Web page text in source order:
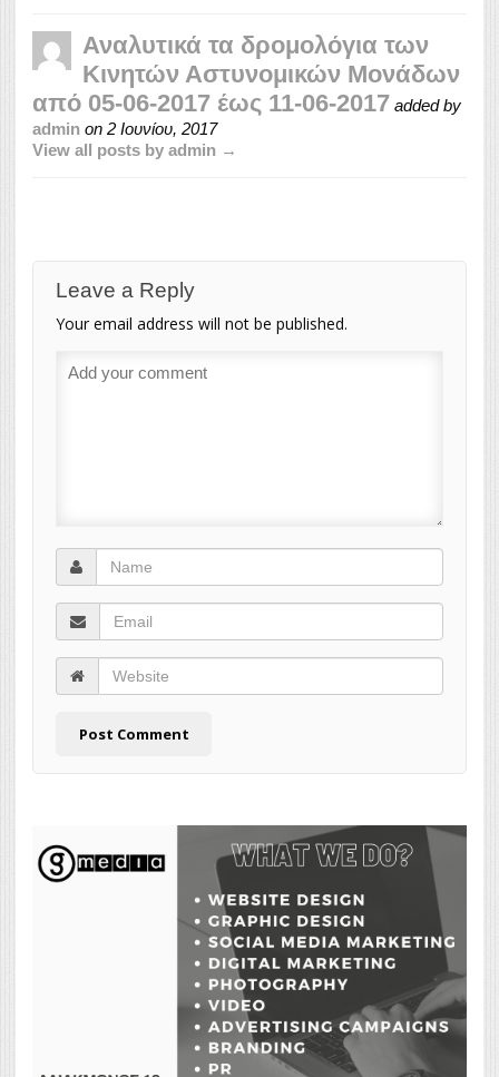
Αναλυτικά τα δρομολόγια των
Κινητών Αστυνομικών Μονάδων
από 05-06-2017 έως 11-06-2017 added by
admin on 2 Ιουνίου, 2017
View all posts by admin →
Leave a Reply
Your email address will not be published.